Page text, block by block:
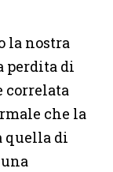
la nostra
perdita di
correlata
che la
quella di